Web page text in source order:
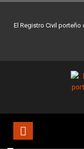
El Registro Civil